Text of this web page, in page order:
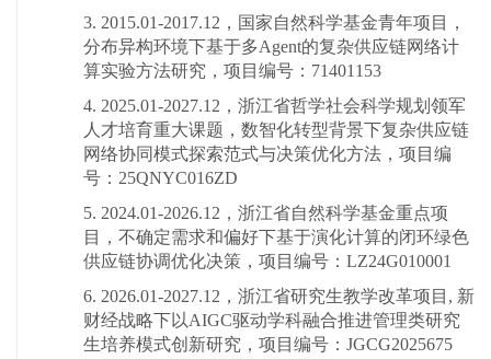
3. 2015.01-2017.12 ， 国家自然科学基金青年项目，
分布异构环境下基于多Agent的复杂供应链网络计
算实验方法研究，项目编号：71401153
4. 2025.01-2027.12 ， 浙江省哲学社会科学规划领军
人才培育重大课题，数智化转型背景下复杂供应链
网络协同模式探索范式与决策优化方法，项目编
号：25QNYC016ZD
5. 2024.01-2026.12 ， 浙江省自然科学基金重点项
目，不确定需求和偏好下基于演化计算的闭环绿色
供应链协调优化决策，项目编号：LZ24G010001
6. 2026.01-2027.12 ，浙江省研究生教学改革项目, 新
财经战略下以AIGC驱动学科融合推进管理类研究
生培养模式创新研究，项目编号：JGCG2025675